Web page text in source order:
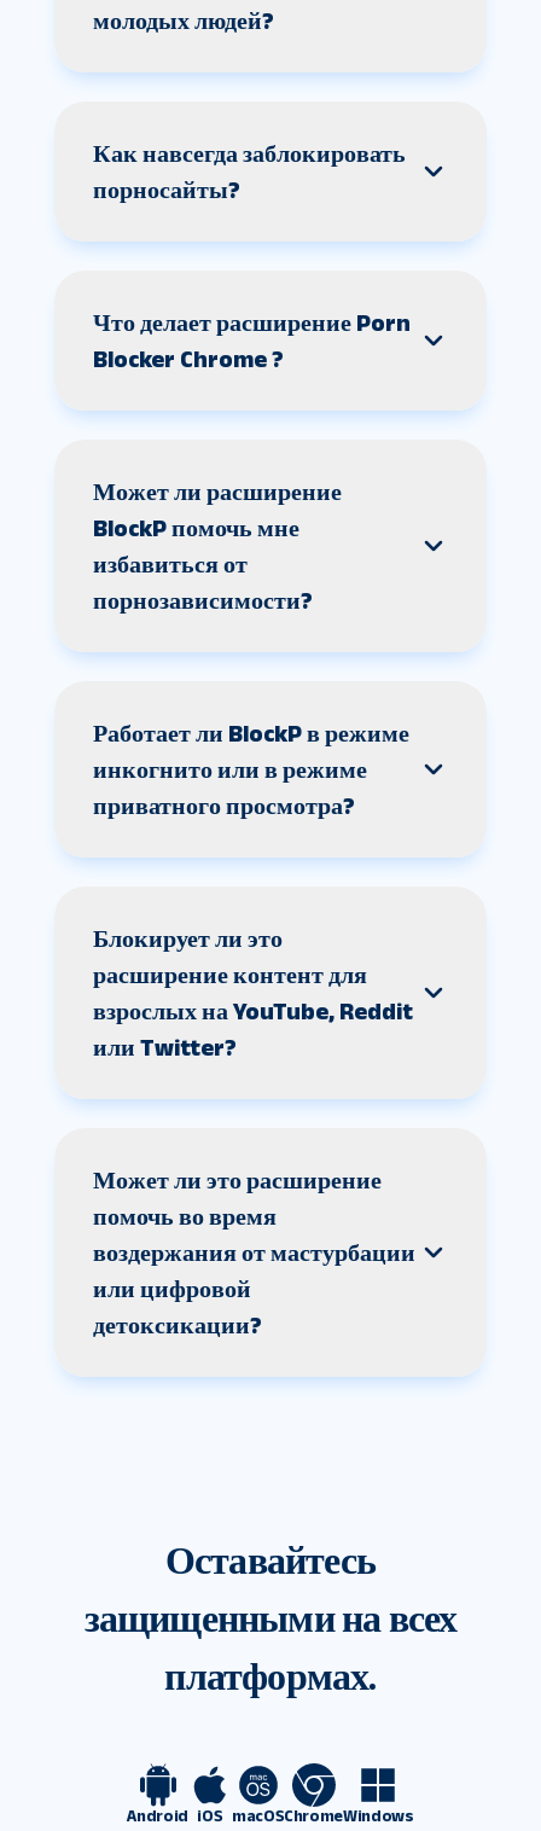
молодых людей?
Как навсегда заблокировать
порносайты?
Что делает расширение Porn
Blocker Chrome ?
Может ли расширение
BlockP помочь мне
избавиться от
порнозависимости?
Работает ли BlockP в режиме
инкогнито или в режиме
приватного просмотра?
Блокирует ли это
расширение контент для
взрослых на YouTube, Reddit
или Twitter?
Может ли это расширение
помочь во время
воздержания от мастурбации
или цифровой
детоксикации?
Оставайтесь
защищенными на всех
платформах.
Android iOS macOSChromeWindows